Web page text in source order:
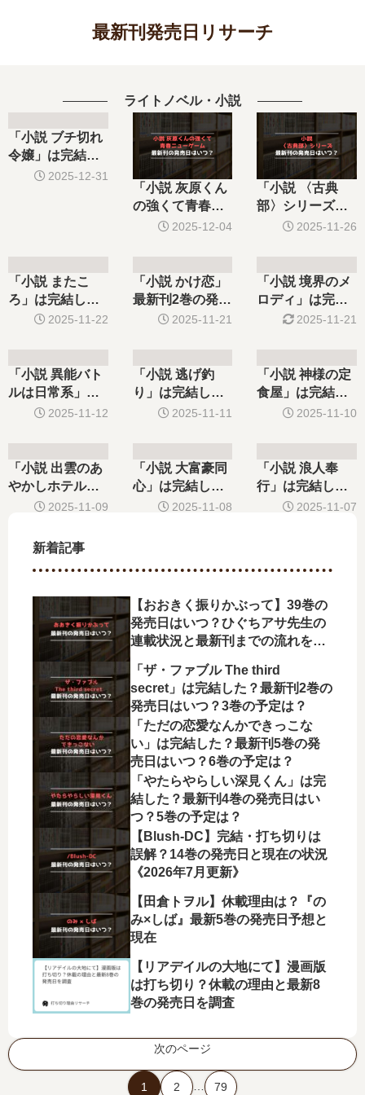
最新刊発売日リサーチ
ライトノベル・小説
「小説 ブチ切れ
令嬢」は完結し
た？最新刊8巻の
2025-12-31
「小説 灰原くん
の強くて青春ニ
ューゲーム」は
はいつ？
2025-12-04
「小説 〈古典
部〉シリーズ」
は完結した？最
2025-11-26
「小説 またこ
ろ」は完結し
た？最新刊6巻の
2025-11-22
「小説 かけ恋」
最新刊2巻の発売
日はいつ？2025-11-21
「小説 境界のメ
ロディ」は完結
した？最新刊2巻
は？
2025-11-21
「小説 異能バト
ルは日常系」は
完結した？最新
予定は？
2025-11-12
「小説 逃げ釣
り」は完結し
た？最新刊6巻の
2025-11-11
「小説 神様の定
食屋」は完結し
た？最新刊6巻の
2025-11-10
「小説 出雲のあ
やかしホテルに
就職します」は
刊18巻の発売日
はいつ？
2025-11-09
「小説 大富豪同
心」は完結し
た？最新刊32巻
2025-11-08
「小説 浪人奉
行」は完結し
た？最新刊16巻
2025-11-07
新着記事
【おおきく振りかぶって】39巻の
発売日はいつ？ひぐちアサ先生の
連載状況と最新刊までの流れを徹
「ザ・ファブル The third
secret」は完結した？最新刊2巻の
発売日はいつ？3巻の予定は？
「ただの恋愛なんかできっこな
い」は完結した？最新刊5巻の発
売日はいつ？6巻の予定は？
「やたらやらしい深見くん」は完
結した？最新刊4巻の発売日はい
つ？5巻の予定は？
【Blush-DC】完結・打ち切りは
誤解？14巻の発売日と現在の状況
《2026年7月更新》
【田倉トヲル】休載理由は？『の
み×しば』最新5巻の発売日予想と
現在
【リアデイルの大地にて】漫画版
は打ち切り？休載の理由と最新8
巻の発売日を調査
次のページ
1 2 79